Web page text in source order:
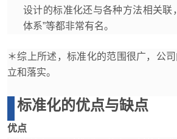
设计的标准化还与各种方法相关联
体系”等都非常有名。
＊综上所述，标准化的范围很广，公
立和落实。
标准化的优点与缺点
优点